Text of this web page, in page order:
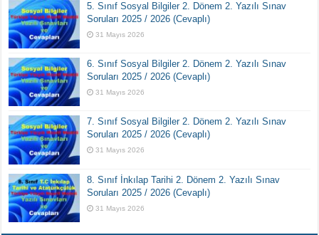
5. Sınıf Sosyal Bilgiler 2. Dönem 2. Yazılı Sınav
Soruları 2025 / 2026 (Cevaplı)
31 Mayıs 2026
6. Sınıf Sosyal Bilgiler 2. Dönem 2. Yazılı Sınav
Soruları 2025 / 2026 (Cevaplı)
31 Mayıs 2026
7. Sınıf Sosyal Bilgiler 2. Dönem 2. Yazılı Sınav
Soruları 2025 / 2026 (Cevaplı)
31 Mayıs 2026
8. Sınıf İnkılap Tarihi 2. Dönem 2. Yazılı Sınav
Soruları 2025 / 2026 (Cevaplı)
31 Mayıs 2026